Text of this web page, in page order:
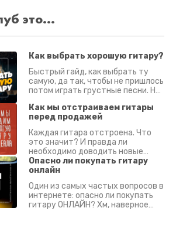
это...
Как выбрать хорошую гитару?
Быстрый гайд, как выбрать ту
самую, да так, чтобы не пришлось
потом играть грустные песни. На
Как мы отстраиваем гитары
перед продажей
Каждая гитара отстроена. Что
это значит? И правда ли
необходимо доводить новые
гитары? Если кратко - да.
Подробно - в видео :)
Опасно ли покупать гитару
онлайн
Один из самых частых вопросов в
интернете: опасно ли покупать
гитару ОНЛАЙН? Хм, наверное